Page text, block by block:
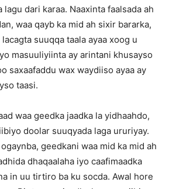
lagu dari karaa. Naaxinta faalsada ah
waa qayb ka mid ah sixir bararka,
suuqqa taala ayaa xoog u
masuuliyiinta ay arintani khusayso
saxaafaddu wax waydiiso ayaa ay
taasi.
waa geedka jaadka la yidhaahdo,
doolar suuqyada laga ururiyay.
geedkani waa mid ka mid ah
dhaqaalaha iyo caafimaadka
in uu tirtiro ba ku socda. Awal hore